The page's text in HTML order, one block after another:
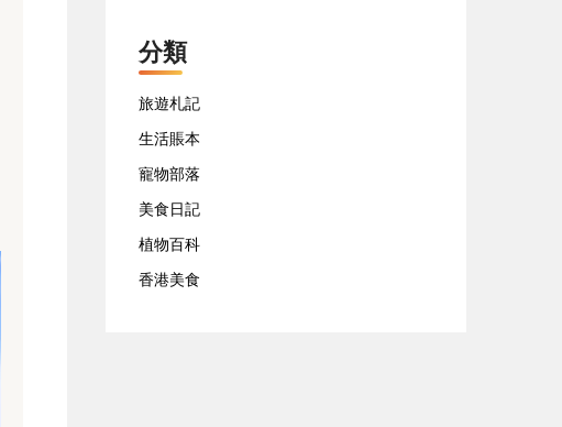
分類
旅遊札記
生活賬本
寵物部落
美食日記
植物百科
香港美食